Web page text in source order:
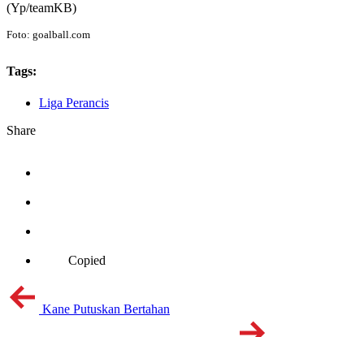
(Yp/teamKB)
Foto: goalball.com
Tags:
Liga Perancis
Share
Copied
Kane Putuskan Bertahan